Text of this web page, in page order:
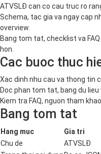
ATVSLĐ can co cau truc ro
Schema, tac gia va ngay cap
overview.
Bang tom tat, checklist va
hon.
Cac buoc thuc
Xac dinh nhu cau va thong tin
Doc phan tom tat, bang du lieu
Kiem tra FAQ, nguon tham
Bang tom tat
Hang muc
Gia tri
Chu de
ATVSLĐ